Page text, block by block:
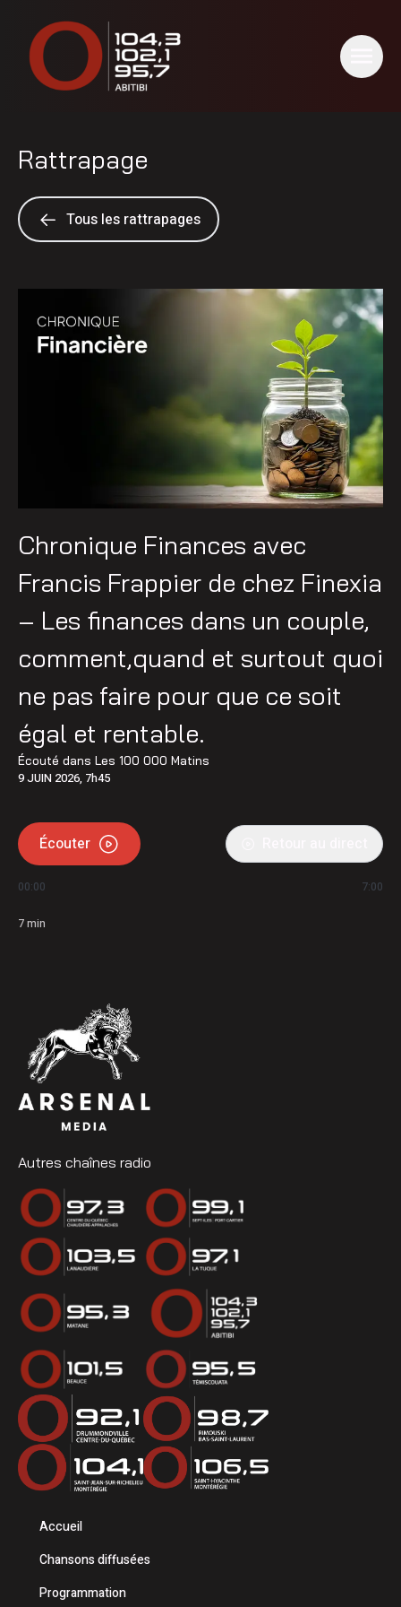
Rattrapage
Tous les rattrapages
Chronique Finances avec
Francis Frappier de chez Finexia
– Les finances dans un couple,
comment,quand et surtout quoi
ne pas faire pour que ce soit
égal et rentable.
Écouté dans Les 100 000 Matins
9 JUIN 2026, 7h45
Écouter
00:00 7:00
7min
Autres chaînes radio
Accueil
Chansons diffusées
Programmation